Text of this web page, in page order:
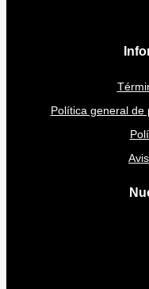
Política general de